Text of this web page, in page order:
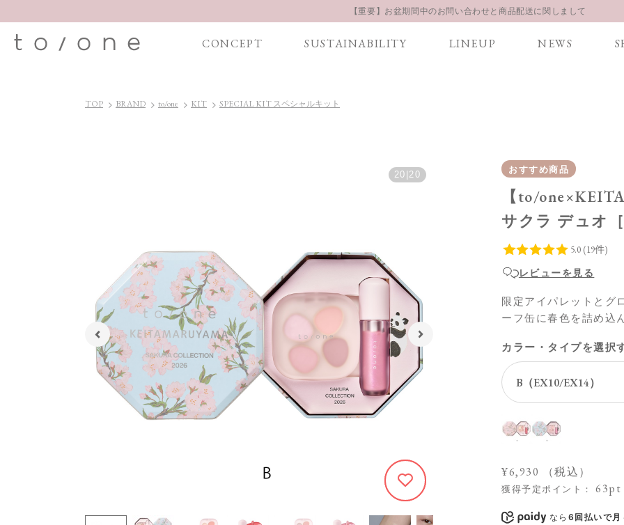
【重要】お盆期間中のお問い合わせと商品配送に関しまして
CONCEPT SUSTAINABILITY LINEUP NEWS
TOP BRAND to/one KIT SPECIAL KIT スペシャルキット
20 20
532
おすすめ商品
【to/
サクラ デュオ
レビューを見る
限定アイパレットとグ
ーフ缶に春色を詰め込
カラー・タイプを選択
¥6,930 （税込）
獲得予定ポイント： 63pt
なら 6回払いで